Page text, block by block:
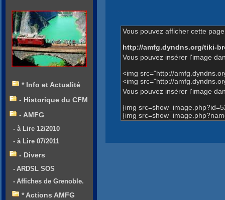
Vous pouvez afficher cette
http://amfg.dyndns.org/tiki-
Vous pouvez insérer l'image
<img src="http://
<img src="http://
Vous pouvez insérer l'image
{img
{img
* Info et Actualité
- Historique du CFM
- AMFG
- à Lire 12/2010
- à Lire 07/2011
- Divers
- ARDSL SOS
- Affiches de Grenoble.
* Actions AMFG